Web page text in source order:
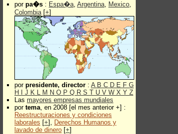
por pa�s : Espa�a, Argentina, Mexico,
Colombia[+]
por presidente, director : A B C D E F G
H
J K L M N O P Q R S T U V W X Y Z
Las mayores empresas mundiales
por tema, en 2008 [el mes anterior +] :
Reestructuraciones y condiciones
laborales [+], Derechos Humanos y
lavado de dinero [+]